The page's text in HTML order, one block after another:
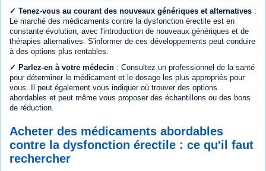
✓ Tenez-vous au courant des nouveaux génériques et alternatives :
Le marché des médicaments contre la dysfonction érectile est en
constante évolution, avec l'introduction de nouveaux génériques et de
thérapies alternatives. S'informer de ces développements peut conduire
à des options plus rentables.
✓ Parlez-en à votre médecin : Consultez un professionnel de la santé
pour déterminer le médicament et le dosage les plus appropriés pour
vous. Il peut également vous indiquer où trouver des options
abordables et peut même vous proposer des échantillons ou des bons
de réduction.
Acheter des médicaments abordables
contre la dysfonction érectile : ce qu'il faut
rechercher